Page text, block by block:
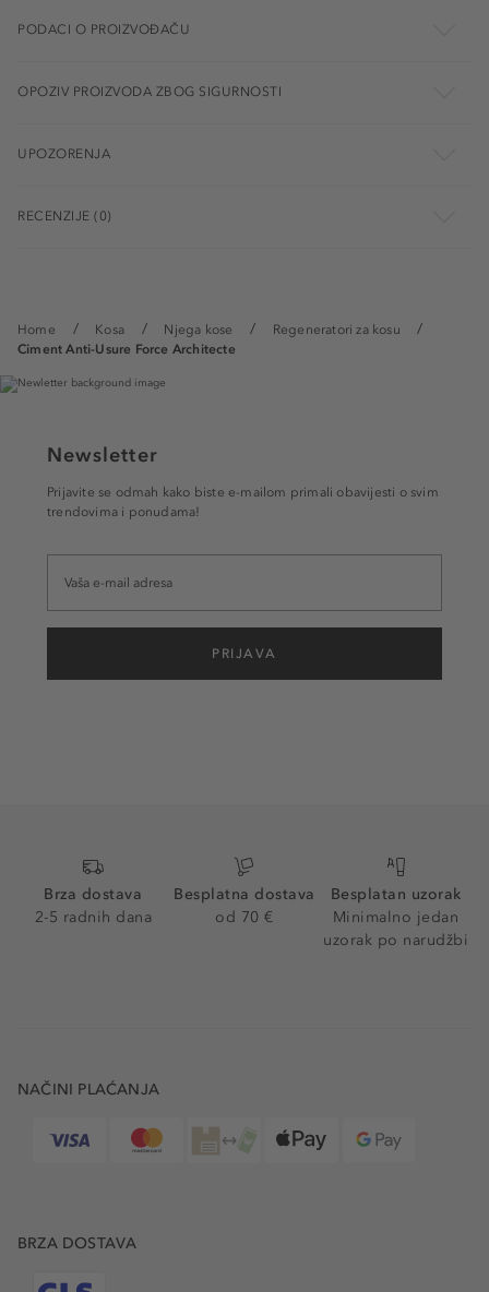
Home Kosa Njega kose
Regeneratori za kosu
Ciment Anti-Usure Force Architecte
PODACI O PROIZVOĐAČU
OPOZIV PROIZVODA ZBOG SIGURNOSTI
UPOZORENJA
RECENZIJE (0)
Newsletter
Prijavite se odmah kako biste e-mailom primali obavijesti o svim
trendovima i ponudama!
PRIJAVA
Brza dostava
2-5 radnih dana
Besplatna dostava
od 70 €
Besplatan uzorak
Minimalno jedan
uzorak po narudžbi
NAČINI PLAĆANJA
BRZA DOSTAVA